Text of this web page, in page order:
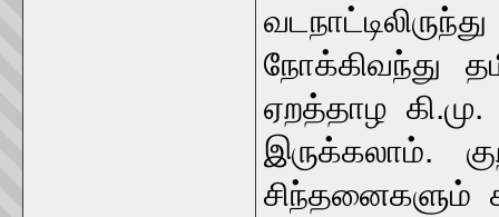
நோக்கிவந்து
ஏறத்தாழ
இருக்கலாம்.
சிந்தனைகளும்